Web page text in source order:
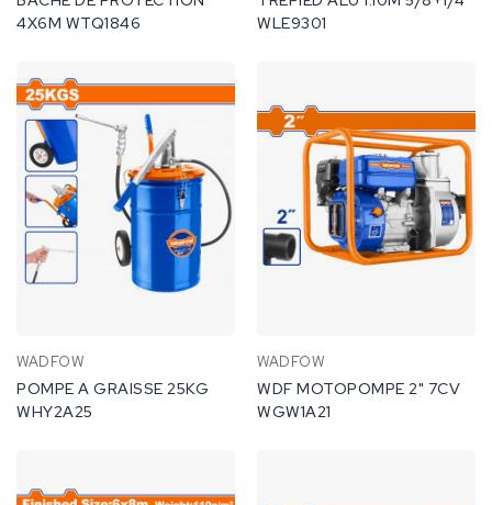
4X6M WTQ1846
WLE9301
WADFOW
POMPE A GRAISSE 25KG
WHY2A25
WADFOW
WDF MOTOPOMPE 2" 7CV
WGW1A21